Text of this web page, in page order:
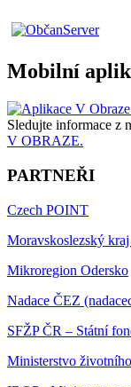
Mobilní
Sledujte informace z
V OBRAZE.
PARTNEŘI
Czech POINT
Moravskoslezský
Mikroregion Odersko
Nadace ČEZ
SFŽP ČR – Státní
Ministerstvo